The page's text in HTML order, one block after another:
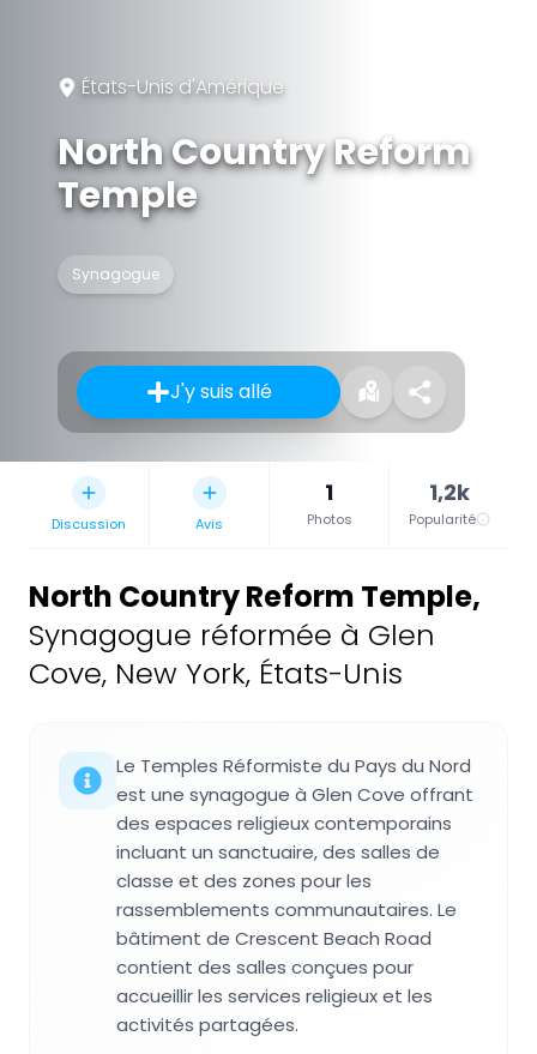
États-Unis d'Amérique
North Country Reform
Temple
Synagogue
J'y suis allé
Discussion Avis
1
Photos
1,2k
Popularité
North Country Reform Temple,
Synagogue réformée à Glen
Cove, New York, États-Unis
Le Temples Réformiste du Pays du Nord
est une synagogue à Glen Cove offrant
des espaces religieux contemporains
incluant un sanctuaire, des salles de
classe et des zones pour les
rassemblements communautaires. Le
bâtiment de Crescent Beach Road
contient des salles conçues pour
accueillir les services religieux et les
activités partagées.